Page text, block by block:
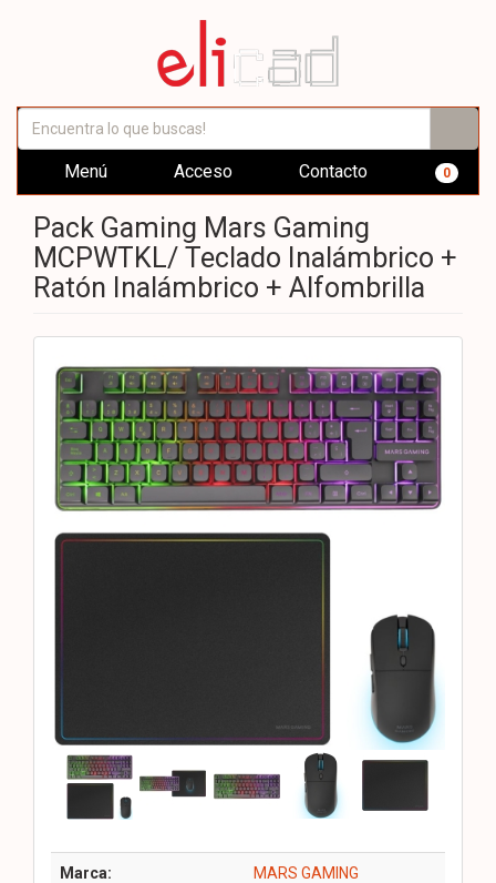
Menú Acceso Contacto 0
Pack Gaming Mars Gaming
MCPWTKL/ Teclado Inalámbrico +
Ratón Inalámbrico + Alfombrilla
Marca: MARS GAMING